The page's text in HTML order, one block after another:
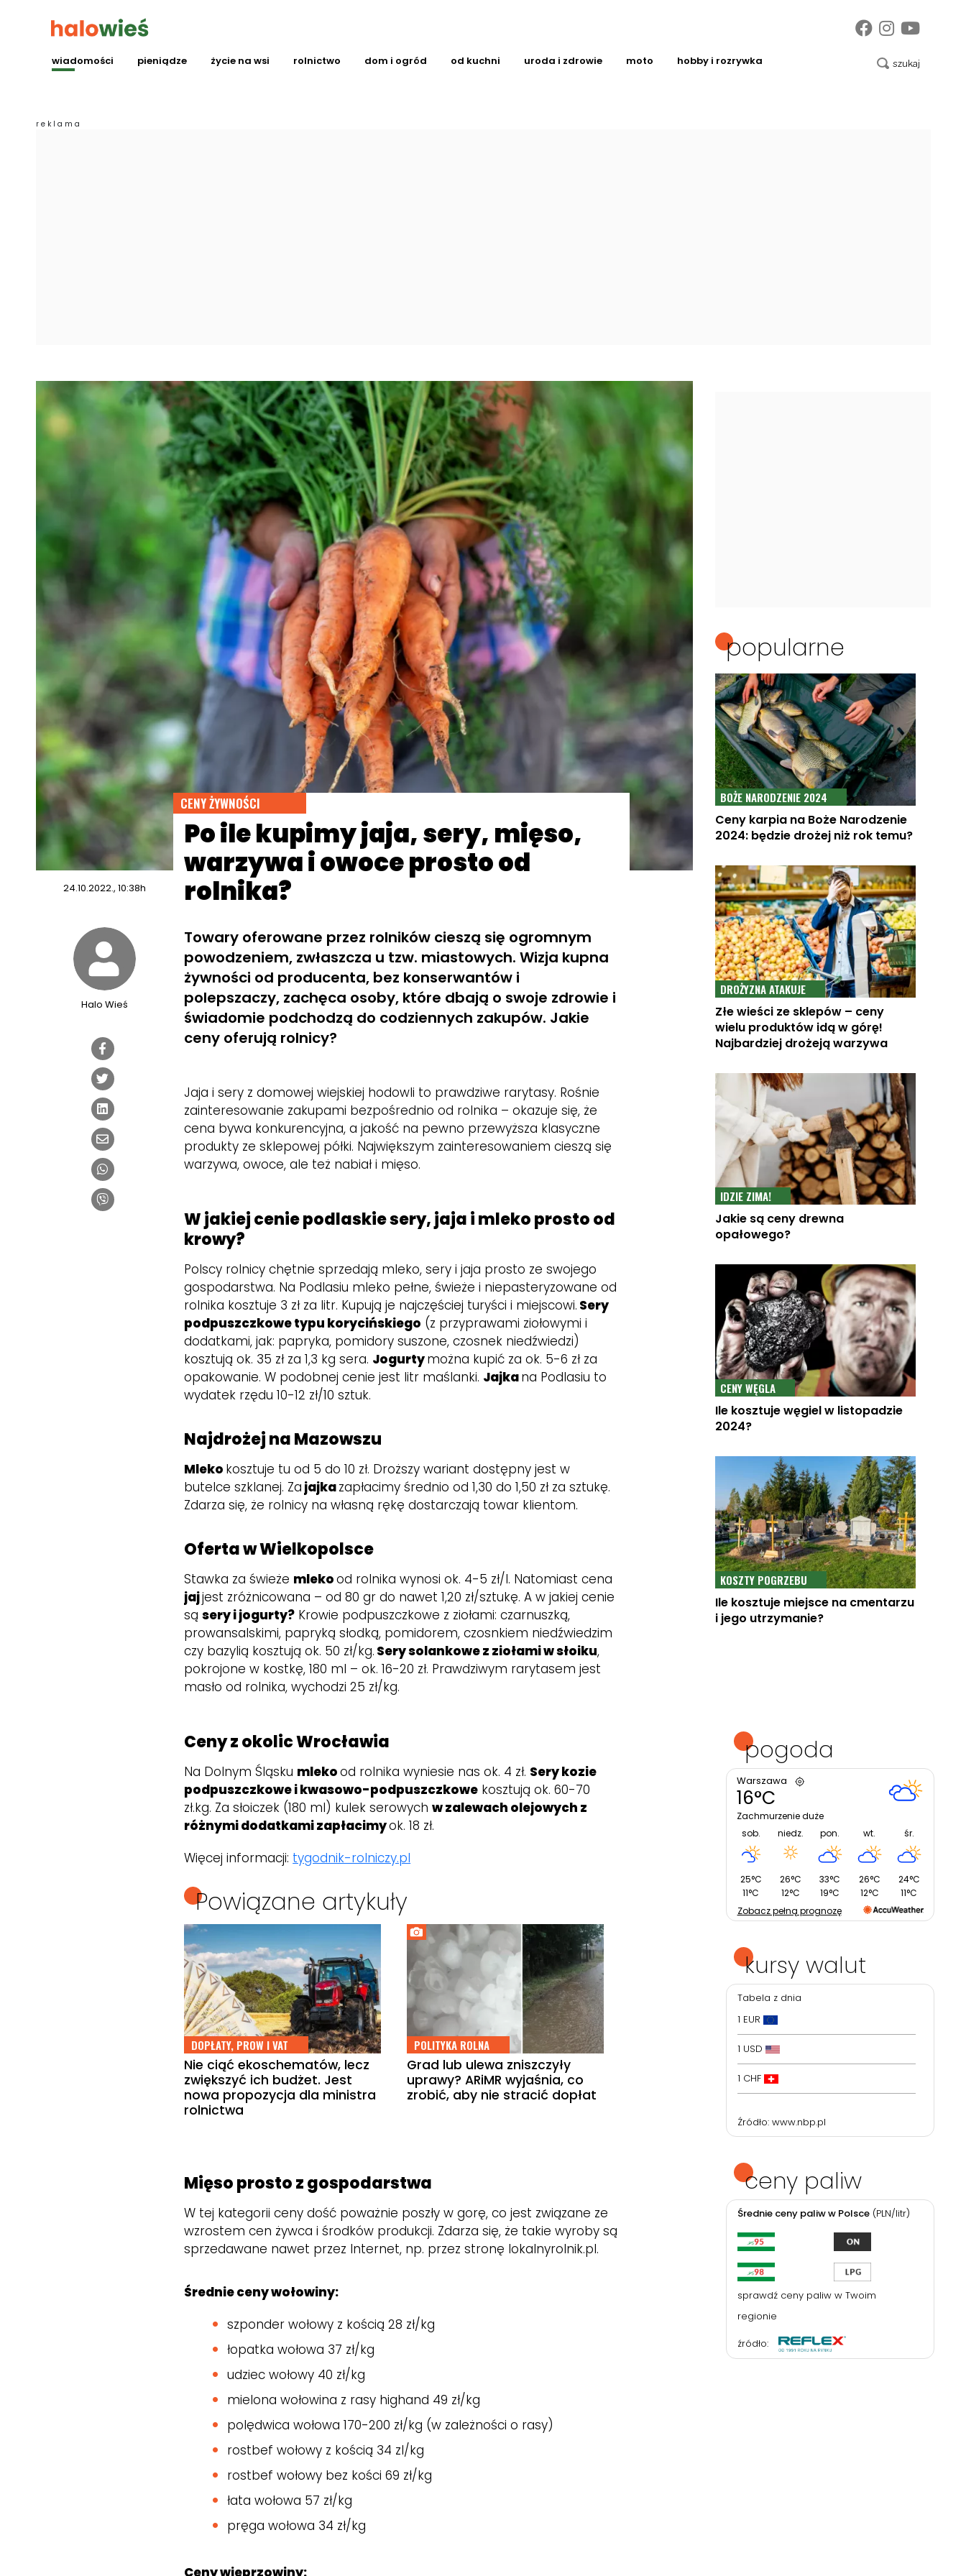
wiadomości pieniądze życie na wsi rolnictwo dom i ogród od kuchni uroda i zdrowie moto hobby i rozrywka
CENY ŻYWNOŚCI
Po ile kupimy jaja, sery, mięso,
warzywa i owoce prosto od
rolnika?
24.10.2022., 10:38h
Halo Wieś
Towary oferowane przez rolników cieszą się ogromnym
powodzeniem, zwłaszcza u tzw. miastowych. Wizja kupna
żywności od producenta, bez konserwantów i
polepszaczy, zachęca osoby, które dbają o swoje zdrowie i
świadomie podchodzą do codziennych zakupów. Jakie
ceny oferują rolnicy?
Jaja i sery z domowej wiejskiej hodowli to prawdziwe rarytasy. Rośnie
zainteresowanie zakupami bezpośrednio od rolnika – okazuje się, że
cena bywa konkurencyjna, a jakość na pewno przewyższa klasyczne
produkty ze sklepowej półki. Największym zainteresowaniem cieszą się
warzywa, owoce, ale też nabiał i mięso.
W jakiej cenie podlaskie sery, jaja i mleko prosto od
krowy?
Polscy rolnicy chętnie sprzedają mleko, sery i jaja prosto ze swojego
gospodarstwa. Na Podlasiu mleko pełne, świeże i niepasteryzowane od
rolnika kosztuje 3 zł za litr. Kupują je najczęściej turyści i miejscowi. Sery
podpuszczkowe typu korycińskiego (z przyprawami ziołowymi i
dodatkami, jak: papryka, pomidory suszone, czosnek niedźwiedzi)
kosztują ok. 35 zł za 1,3 kg sera. Jogurtymożna kupić za ok. 5-6 zł za
opakowanie. W podobnej cenie jest litr maślanki. Jajkana Podlasiu to
wydatek rzędu 10-12 zł/10 sztuk.
Najdrożej na Mazowszu
Mleko kosztuje tu od 5 do 10 zł. Droższy wariant dostępny jest w
butelce szklanej. Za jajkazapłacimy średnio od 1,30 do 1,50 zł za sztukę.
Zdarza się, że rolnicy na własną rękę dostarczają towar klientom.
Oferta w Wielkopolsce
Stawka za świeże mlekood rolnika wynosi ok. 4-5 zł/l. Natomiast cena
jajjest zróżnicowana – od 80 gr do nawet 1,20 zł/sztukę. A w jakiej cenie
sąsery i jogurty? Krowie podpuszczkowe z ziołami: czarnuszką,
prowansalskimi, papryką słodką, pomidorem, czosnkiem niedźwiedzim
czy bazylią kosztują ok. 50 zł/kg. Sery solankowe z ziołami w słoiku,
pokrojone w kostkę, 180 ml – ok. 16-20 zł. Prawdziwym rarytasem jest
masło od rolnika, wychodzi 25 zł/kg.
Ceny z okolic Wrocławia
Na Dolnym Śląsku mlekood rolnika wyniesie nas ok. 4 zł. Sery kozie
podpuszczkowe i kwasowo-podpuszczkowe kosztują ok. 60-70
zł.kg. Za słoiczek (180 ml) kulek serowychw zalewach olejowych z
różnymi dodatkami zapłacimyok. 18 zł.
Więcej informacji: tygodnik-rolniczy.pl
Powiązane artykuły
DOPŁATY, PROW I VAT
Nie ciąć ekoschematów, lecz
zwiększyć ich budżet. Jest
nowa propozycja dla ministra
rolnictwa
POLITYKA ROLNA
Grad lub ulewa zniszczyły
uprawy? ARiMR wyjaśnia, co
zrobić, aby nie stracić dopłat
Mięso prosto z gospodarstwa
W tej kategorii ceny dość poważnie poszły w gorę, co jest związane ze
wzrostem cen żywca i środków produkcji. Zdarza się, że takie wyroby są
sprzedawane nawet przez Internet, np. przez stronę lokalnyrolnik.pl.
Średnie ceny wołowiny:
szponder wołowy z kością 28 zł/kg
łopatka wołowa 37 zł/kg
udziec wołowy 40 zł/kg
mielona wołowina z rasy highand 49 zł/kg
polędwica wołowa 170-200 zł/kg (w zależności o rasy)
rostbef wołowy z kością 34 zl/kg
rostbef wołowy bez kości 69 zł/kg
łata wołowa 57 zł/kg
pręga wołowa 34 zł/kg
popularne
BOŻE NARODZENIE 2024
Ceny karpia na Boże Narodzenie
2024: będzie drożej niż rok temu?
DROŻYZNA ATAKUJE
Złe wieści ze sklepów – ceny
wielu produktów idą w górę!
Najbardziej drożeją warzywa
IDZIE ZIMA!
Jakie są ceny drewna
opałowego?
CENY WĘGLA
Ile kosztuje węgiel w listopadzie
2024?
KOSZTY POGRZEBU
Ile kosztuje miejsce na cmentarzu
i jego utrzymanie?
pogoda
Warszawa
16°C
Zachmurzenie duże
sob.
25°C
11°C
niedz.
26°C
12°C
pon.
33°C
19°C
wt.
26°C
12°C
śr.
24°C
11°C
Zobacz pełną prognozę
ceny paliw
Średnie ceny paliw w Polsce(PLN/litr)
sprawdź ceny paliw w Twoim
regionie
źródło:
kursy walut
Tabela z dnia
1 EUR
1 USD
1 CHF
Źródło: www.nbp.pl